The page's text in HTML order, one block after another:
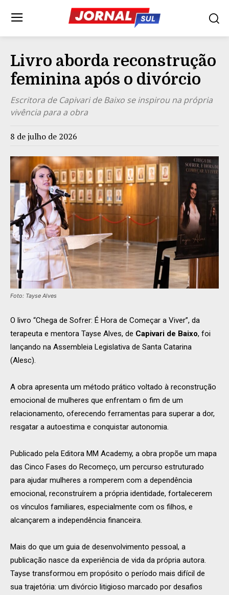
Livro aborda reconstrução
feminina após o divórcio
Escritora de Capivari de Baixo se inspirou na própria
vivência para a obra
8 de julho de 2026
Foto: Tayse Alves
O livro “Chega de Sofrer: É Hora de Começar a Viver”, da
terapeuta e mentora Tayse Alves, de Capivari de Baixo, foi
lançando na Assembleia Legislativa de Santa Catarina
(Alesc).
A obra apresenta um método prático voltado à reconstrução
emocional de mulheres que enfrentam o fim de um
relacionamento, oferecendo ferramentas para superar a dor,
resgatar a autoestima e conquistar autonomia.
Publicado pela Editora MM Academy, a obra propõe um mapa
das Cinco Fases do Recomeço, um percurso estruturado
para ajudar mulheres a romperem com a dependência
emocional, reconstruírem a própria identidade, fortalecerem
os vínculos familiares, especialmente com os filhos, e
alcançarem a independência financeira.
Mais do que um guia de desenvolvimento pessoal, a
publicação nasce da experiência de vida da própria autora.
Tayse transformou em propósito o período mais difícil de
sua trajetória: um divórcio litigioso marcado por desafios